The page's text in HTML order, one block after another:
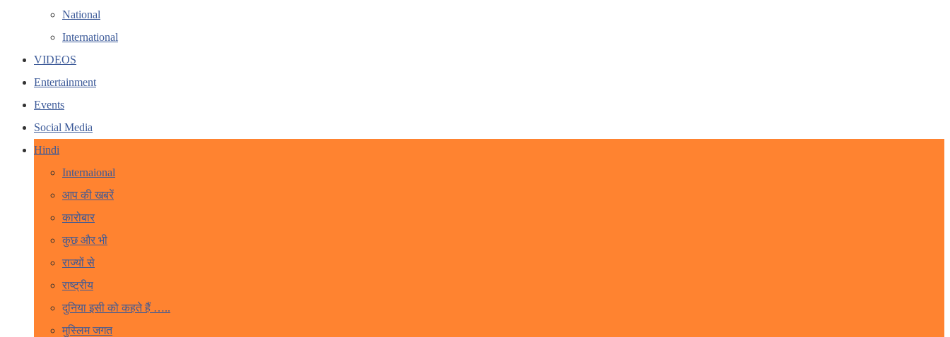
National
International
VIDEOS
Entertainment
Events
Social Media
Hindi
Internaional
आप की खबरें
कारोबार
कुछ और भी
राज्यों से
राष्ट्रीय
दुनिया इसी को कहते हैं …..
मुस्लिम जगत